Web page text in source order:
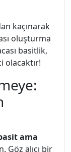
kaçınarak
oluşturma
basitlik,
olacaktır!
ama
Göz alıcı bir